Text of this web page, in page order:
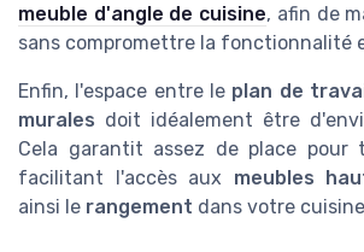
meuble d'angle de cuisine, afin de
sans compromettre la fonctionnalité
Enfin, l'espace entre le plan de
murales doit idéalement être
Cela garantit assez de place pour
facilitant l'accès aux meubles
ainsi le rangement dans votre